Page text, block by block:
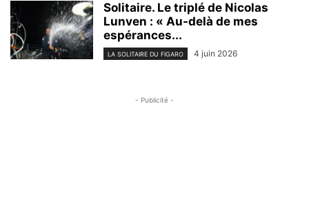
Solitaire. Le triplé de Nicolas
Lunven : « Au-delà de mes
espérances...
LA SOLITAIRE DU FIGARO 4 juin 2026
- Publicité -